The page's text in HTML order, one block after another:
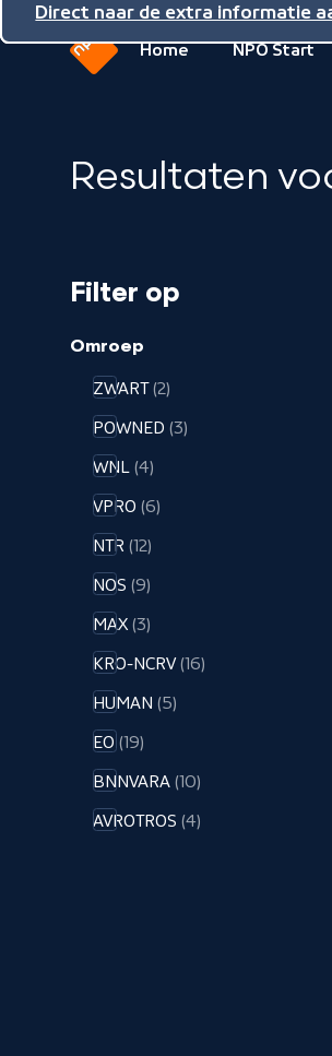
Direct naar de inhoud
Direct naar de hoofdnavigatie
Direct naar de extra informatie
van
NPO
Home NPO Start
Resultaten
Filter op
Omroep
ZWART(2)
POWNED (3)
WNL (4)
VPRO (6)
NTR (12)
NOS (9)
MAX (3)
KRO-NCRV(16)
HUMAN (5)
EO (19)
BNNVARA (10)
AVROTROS (4)